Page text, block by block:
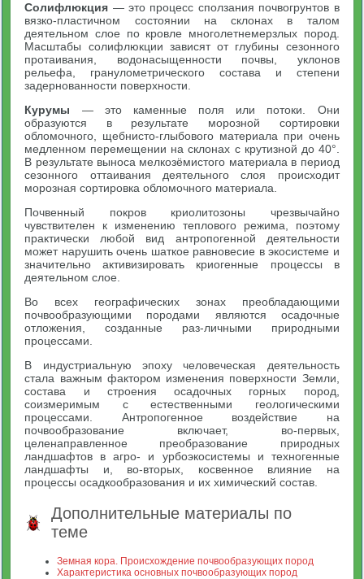
Солифлюкция — это процесс сползания почвогрунтов в
вязко-пластичном состоянии на склонах в талом
деятельном слое по кровле многолетнемерзлых пород.
Масштабы солифлюкции зависят от глубины сезонного
протаивания, водонасыщенности почвы, уклонов
рельефа, гранулометрического состава и степени
задернованности поверхности.
Курумы — это каменные поля или потоки. Они
образуются в результате морозной сортировки
обломочного, щебнисто-глыбового материала при очень
медленном перемещении на склонах с крутизной до 40°.
В результате выноса мелкозёмистого материала в период
сезонного оттаивания деятельного слоя происходит
морозная сортировка обломочного материала.
Почвенный покров криолитозоны чрезвычайно
чувствителен к изменению теплового режима, поэтому
практически любой вид антропогенной деятельности
может нарушить очень шаткое равновесие в экосистеме и
значительно активизировать криогенные процессы в
деятельном слое.
Во всех географических зонах преобладающими
почвообразующими породами являются осадочные
отложения, созданные раз-личными природными
процессами.
В индустриальную эпоху человеческая деятельность
стала важным фактором изменения поверхности Земли,
состава и строения осадочных горных пород,
соизмеримым с естественными геологическими
процессами. Антропогенное воздействие на
почвообразование включает, во-первых,
целенаправленное преобразование природных
ландшафтов в агро- и урбоэкосистемы и техногенные
ландшафты и, во-вторых, косвенное влияние на
процессы осадкообразования и их химический состав.
Дополнительные материалы по
теме
Земная кора. Происхождение почвообразующих пород
Характеристика основных почвообразующих пород